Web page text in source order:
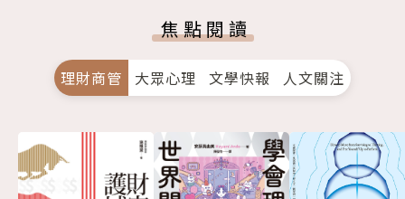
焦點閱讀
理財商管 大眾心理 文學快報 人文關注